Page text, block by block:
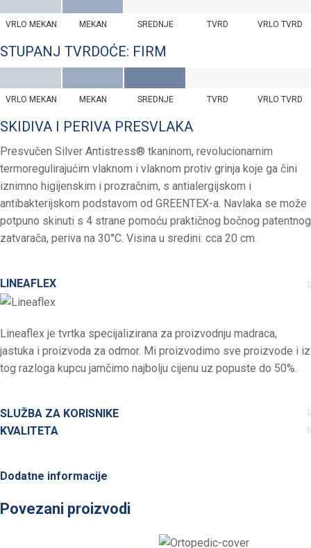
VRLO MEKAN MEKAN SREDNJE TVRD VRLO TVRD
STUPANJ TVRDOĆE: FIRM
VRLO MEKAN MEKAN SREDNJE TVRD VRLO TVRD
SKIDIVA I PERIVA PRESVLAKA
Presvučen Silver Antistress® tkaninom, revolucionarnim
termoregulirajućim vlaknom i vlaknom protiv grinja koje ga čini
iznimno higijenskim i prozračnim, s antialergijskom i
antibakterijskom podstavom od GREENTEX-a. Navlaka se može
potpuno skinuti s 4 strane pomoću praktičnog bočnog patentnog
zatvarača, periva na 30°C. Visina u sredini: cca 20 cm.
LINEAFLEX
Lineaflex je tvrtka specijalizirana za proizvodnju madraca,
jastuka i proizvoda za odmor. Mi proizvodimo sve proizvode i iz
tog razloga kupcu jamčimo najbolju cijenu uz popuste do 50%.
SLUŽBA ZA KORISNIKE
KVALITETA
Dodatne informacije
Povezani proizvodi